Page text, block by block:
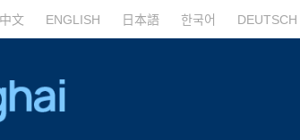
中文 ENGLISH 日本語 한국어 DEUTSCH